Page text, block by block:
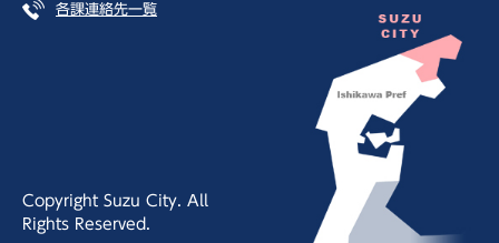
各課連絡先一覧
Copyright Suzu City. All
Rights Reserved.